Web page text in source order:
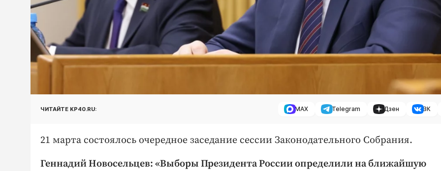
ЧИТАЙТЕ KP40.RU: MAX Telegram Дзен ВК
21 марта состоялось очередное заседание сессии Законодательного Собрания.
Геннадий Новосельцев: «Выборы Президента России определили на ближайшую